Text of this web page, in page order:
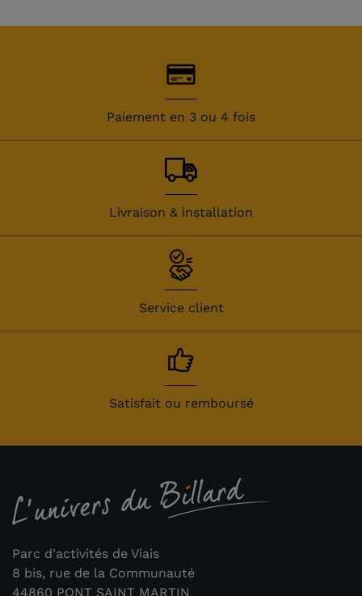
Paiement en 3 ou 4 fois
Livraison & installation
Service client
Satisfait ou remboursé
Parc d'activités de Viais
8 bis, rue de la Communauté
44860 PONT SAINT MARTIN